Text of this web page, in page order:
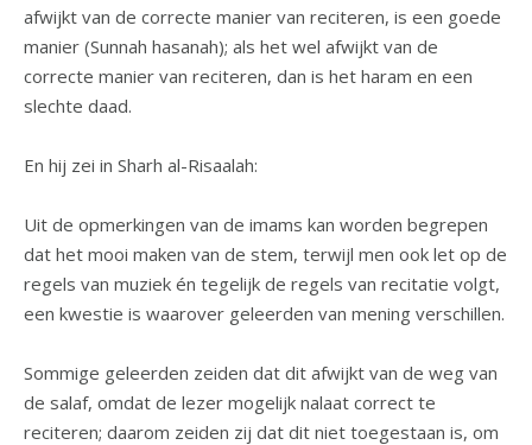
afwijkt van de correcte manier van reciteren, is een goede
manier (Sunnah hasanah); als het wel afwijkt van de
correcte manier van reciteren, dan is het haram en een
slechte daad.
En hij zei in Sharh al-Risaalah:
Uit de opmerkingen van de imams kan worden begrepen
dat het mooi maken van de stem, terwijl men ook let op de
regels van muziek én tegelijk de regels van recitatie volgt,
een kwestie is waarover geleerden van mening verschillen.
Sommige geleerden zeiden dat dit afwijkt van de weg van
de salaf, omdat de lezer mogelijk nalaat correct te
reciteren; daarom zeiden zij dat dit niet toegestaan is, om